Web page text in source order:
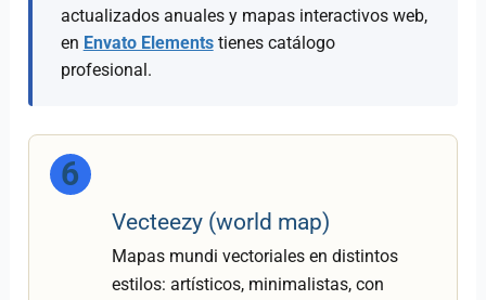
actualizados anuales y mapas interactivos web,
en Envato Elementstienes catálogo
profesional.
6
Vecteezy (world map)
Mapas mundi vectoriales en distintos
estilos: artísticos, minimalistas, con